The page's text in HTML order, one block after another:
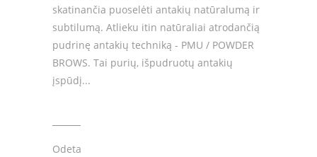
skatinančia puoselėti antakių natūralumą ir
subtilumą. Atlieku itin natūraliai atrodančią
pudrinę antakių techniką - PMU / POWDER
BROWS. Tai purių, išpudruotų antakių
įspūdį
Odeta